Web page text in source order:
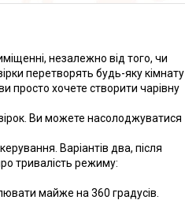
незалежно від того, чи
перетворять будь-яку кімнату
просто хочете створити чарівну
зірок. Ви можете насолоджуватися
Варіантів два, після
тривалість режиму:
майже на 360 градусів.